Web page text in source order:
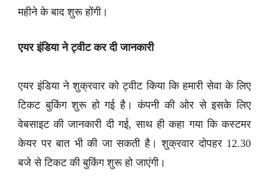
महीने के बाद शुरू होंगी।
एयर इंडिया ने ट्वीट कर दी जानकारी
एयर इंडिया ने शुक्रवार को ट्वीट किया कि हमारी सेवा के लिए
टिकट बुकिंग शुरू हो गई है। कंपनी की ओर से इसके लिए
वेबसाइट की जानकारी दी गई, साथ ही कहा गया कि कस्टमर
केयर पर बात भी की जा सकती है। शुक्रवार दोपहर 12.30
बजे से टिकट की बुकिंग शुरू हो जाएंगी।